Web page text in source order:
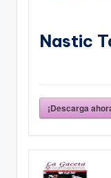
Nastic
¡Descarga